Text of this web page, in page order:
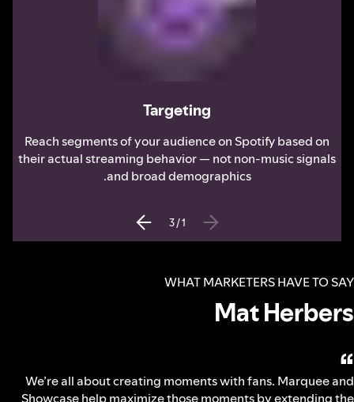
Targeting
Reach segments of your audience on Spotify based on
their actual streaming behavior — not non-music signals
and broad demographics.
1
/
3
WHAT MARKETERS HAVE TO SAY
Mat Herbers
“
We’re all about creating moments with fans. Marquee and
Showcase help maximize those moments by extending the